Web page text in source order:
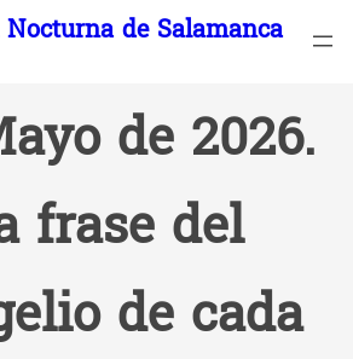
de Salamanca
de 2026.
frase del
de cada